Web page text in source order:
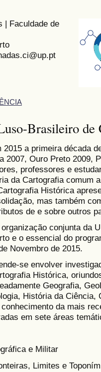
| Faculdade de
Brasileiro de
2015 a primeira década
2007, Ouro Preto 2009,
professores e
da Cartografia comum
Histórica
mas também
de e sobre outros
conjunta da
e o essencial do
Novembro de 2015.
se envolver
Histórica,
Geografia,
História da Ciência,
da mais
em sete áreas
e Militar
Limites e